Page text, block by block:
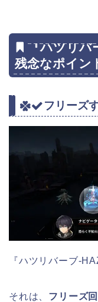
『ハツリバ
残念なポイン
フリーズ
『ハツリバーブ-
それは、 フリーズ